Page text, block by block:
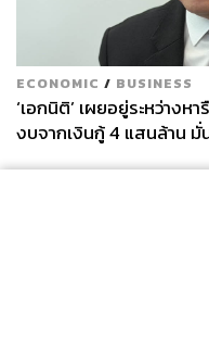
ECONOMIC / BUSINESS
‘เอกนิติ’ เผยอยู่ระหว่างห
งบจากเงินกู้ 4 แสนล้าน มั่